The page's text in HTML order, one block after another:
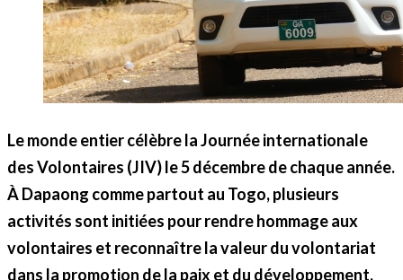
Le monde entier célèbre la Journée internationale
des Volontaires (JIV) le 5 décembre de chaque année.
À Dapaong comme partout au Togo, plusieurs
activités sont initiées pour rendre hommage aux
volontaires et reconnaître la valeur du volontariat
dans la promotion de la paix et du développement.